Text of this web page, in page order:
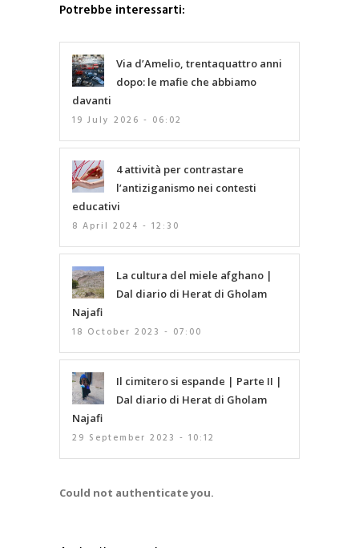
Potrebbe interessarti:
Via d’Amelio, trentaquattro anni
dopo: le mafie che abbiamo
davanti
19 July 2026 - 06:02
4 attività per contrastare
l’antiziganismo nei contesti
educativi
8 April 2024 - 12:30
La cultura del miele afghano |
Dal diario di Herat di Gholam
Najafi
18 October 2023 - 07:00
Il cimitero si espande | Parte II |
Dal diario di Herat di Gholam
Najafi
29 September 2023 - 10:12
Could not authenticate you.